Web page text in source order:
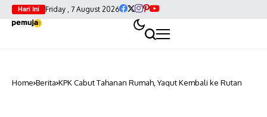
Hari Ini Friday , 7 August 2026
Home Berita KPK Cabut Tahanan Rumah, Yaqut Kembali ke Rutan